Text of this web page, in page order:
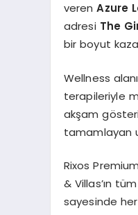
verenAzure
adresi The
bir boyut
Wellness
terapileriyle
akşam
tamamlayan
Rixos
& Villas’ın
sayesinde